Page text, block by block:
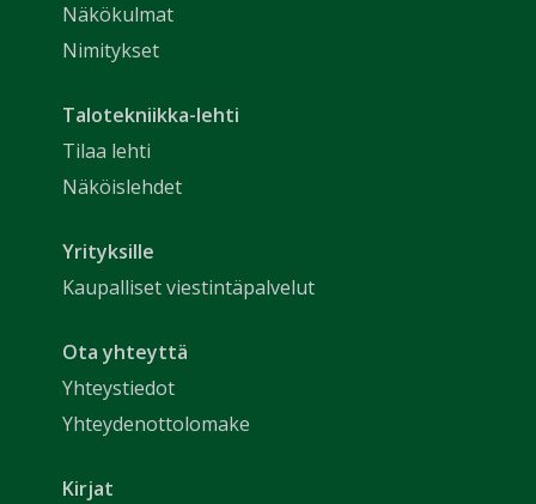
Näkökulmat
Nimitykset
Talotekniikka-lehti
Tilaa lehti
Näköislehdet
Yrityksille
Kaupalliset viestintäpalvelut
Ota yhteyttä
Yhteystiedot
Yhteydenottolomake
Kirjat